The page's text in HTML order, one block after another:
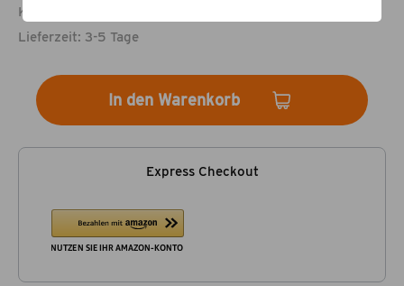
Kostenloser Versand.
Lieferzeit: 3-5 Tage
In den Warenkorb
Express Checkout